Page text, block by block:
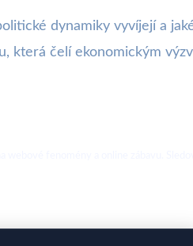
dynamiky vyvíjejí a
která čelí ekonomickým